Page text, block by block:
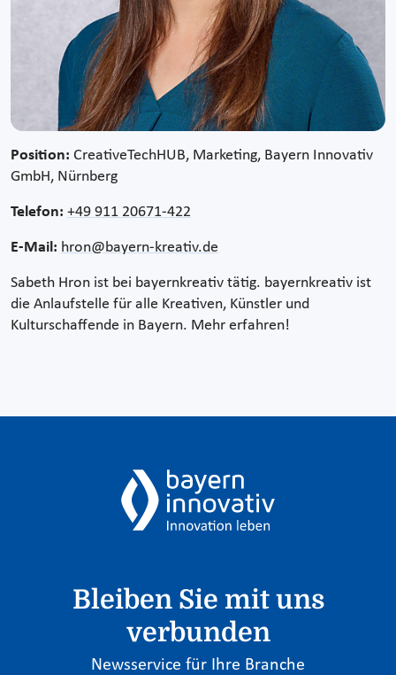
Position: CreativeTechHUB, Marketing, Bayern Innovativ
GmbH, Nürnberg
Telefon: +49 911 20671-422
E-Mail: hron@bayern-kreativ.de
Sabeth Hron ist bei bayernkreativ tätig. bayernkreativ ist
die Anlaufstelle für alle Kreativen, Künstler und
Kulturschaffende in Bayern. Mehr erfahren!
Bleiben Sie mit uns
verbunden
Newsservice für Ihre Branche